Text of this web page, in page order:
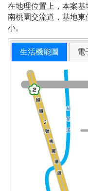
在地理位置上，本案
南桃園交流道，基地
小。
生活機能圖 電